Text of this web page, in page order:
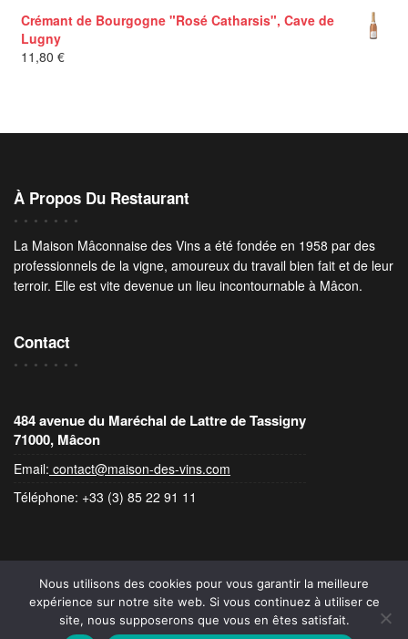
Crémant de Bourgogne "Rosé Catharsis", Cave de
Lugny
11,80 €
À Propos Du Restaurant
La Maison Mâconnaise des Vins a été fondée en 1958 par des
professionnels de la vigne, amoureux du travail bien fait et de leur
terroir. Elle est vite devenue un lieu incontournable à Mâcon.
Contact
484 avenue du Maréchal de Lattre de Tassigny
71000, Mâcon
Email: contact@maison-des-vins.com
Téléphone: +33 (3) 85 22 91 11
© Tous Droits Réservés À La Maison Mâconnaise Des Vins
Home – English
Groups Meeting and seminar
Nous utilisons des cookies pour vous garantir la meilleure
expérience sur notre site web. Si vous continuez à utiliser ce
site, nous supposerons que vous en êtes satisfait.